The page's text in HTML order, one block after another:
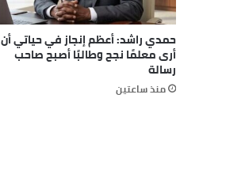
حمدي راشد: أعظم إنجاز في حياتي أن
أرى معلمًا نجح وطالبًا أصبح صاحب
رسالة
منذ ساعتين